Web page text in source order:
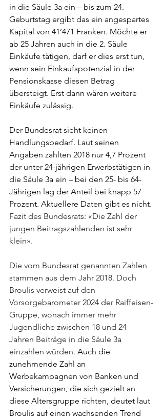
in die Säule 3a ein – bis zum 24.
Geburtstag ergibt das ein angespartes
Kapital von 41’471 Franken. Möchte er
ab 25 Jahren auch in die 2. Säule
Einkäufe tätigen, darf er dies erst tun,
wenn sein Einkaufspotenzial in der
Pensionskasse diesen Betrag
übersteigt. Erst dann wären weitere
Einkäufe zulässig.
Der Bundesrat sieht keinen
Handlungsbedarf. Laut seinen
Angaben zahlten 2018 nur 4,7 Prozent
der unter 24-jährigen Erwerbstätigen in
die Säule 3a ein – bei den 25- bis 64-
Jährigen lag der Anteil bei knapp 57
Prozent. Aktuellere Daten gibt es nicht.
Fazit des Bundesrats: «Die Zahl der
jungen Beitragszahlenden ist sehr
klein».
Die vom Bundesrat genannten Zahlen
stammen aus dem Jahr 2018. Doch
Broulis verweist auf den
Vorsorgebarometer 2024 der Raiffeisen-
Gruppe, wonach immer mehr
Jugendliche zwischen 18 und 24
Jahren Beiträge in die Säule 3a
einzahlen würden. Auch die
zunehmende Zahl an
Werbekampagnen von Banken und
Versicherungen, die sich gezielt an
diese Altersgruppe richten, deutet laut
Broulis auf einen wachsenden Trend